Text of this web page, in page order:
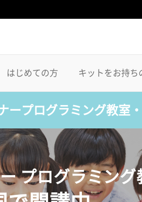
はじめての方 キットをお持ち
ープログラミング教室
プログラミング